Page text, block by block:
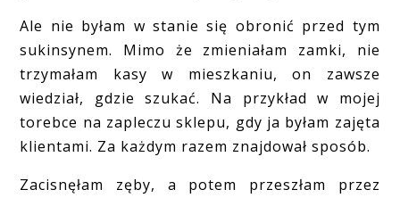
Ale nie byłam w stanie się obronić przed tym
sukinsynem. Mimo że zmieniałam zamki, nie
trzymałam kasy w mieszkaniu, on zawsze
wiedział, gdzie szukać. Na przykład w mojej
torebce na zapleczu sklepu, gdy ja byłam zajęta
klientami. Za każdym razem znajdował sposób.
Zacisnęłam zęby, a potem przeszłam przez